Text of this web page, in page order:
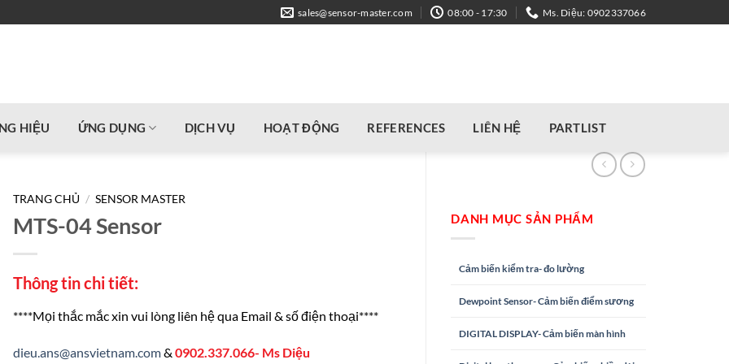
sales@sensor-master.com 08:00 - 17:30 Ms. Diệu: 0902337066
HIỆU ỨNG DỤNG DỊCH VỤ HOẠT ĐỘNG REFERENCES LIÊN HỆ PARTLIST
DANH MỤC SẢN PHẨM
Cảm biến kiểm tra- đo lường
Dewpoint Sensor- Cảm biến điểm sương
DIGITAL DISPLAY- Cảm biến màn hình
TRANG CHỦ / SENSOR MASTER
MTS-04 Sensor
Thông tin chi tiết:
****Mọi thắc mắc xin vui lòng liên hệ qua Email & số điện thoại****
dieu.ans@ansvietnam.com&0902.337.066- Ms Diệu